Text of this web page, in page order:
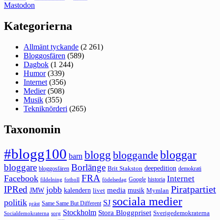
Mastodon
Kategorierna
Allmänt tyckande (2 261)
Bloggosfären (589)
Dagbok (1 244)
Humor(339)
Internet (356)
Medier(508)
Musik (355)
Tekniknörderi (265)
Taxonomin
#blogg100 barn blogg bloggande bloggar
bloggare bloggosfären Borlänge Brit Stakston deepedition demokrati
Facebook fildelning fotboll FRA födelsedag Google historia Internet
IPRed JMW jobb kalendern livet media musik Mymlan Piratpartiet
politik präst Same Same But Different SJ sociala medier
Socialdemokraterna sorg Stockholm Stora Bloggpriset Sverigedemokraterna